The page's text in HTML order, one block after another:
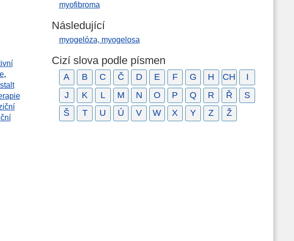
,
myofibroma
Následující
myogelóza, myogelosa
Cizí slova podle písmen
A B C Č D E F G H CH
I
J
K L M N O P Q R Ř
S
Š
T U Ú V W X Y Z Ž